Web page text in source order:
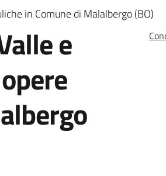
in Comune di Malalbergo (BO)
e